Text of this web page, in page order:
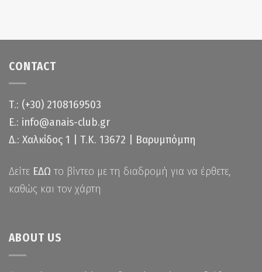
CONTACT
Τ.: (+30) 2108169503
Ε.: info@anais-club.gr
Δ.: Χαλκίδος 1 | Τ.Κ. 13672 | Βαρυμπόμπη
Δείτε ΕΔΩ το βίντεο με τη διαδρομή για να έρθετε,
καθώς και τον χάρτη
ABOUT US